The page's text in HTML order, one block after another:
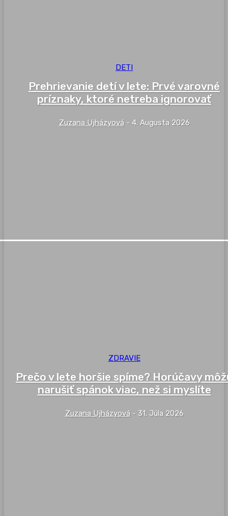
DETI
Prehrievanie detí v lete: Prvé varovné
príznaky, ktoré netreba ignorovať
Zuzana Ujházyová - 4. Augusta 2026
ZDRAVIE
Prečo v lete horšie spíme? Horúčavy
narušiť spánok viac, než si myslíte
Zuzana Ujházyová - 31. Júla 2026